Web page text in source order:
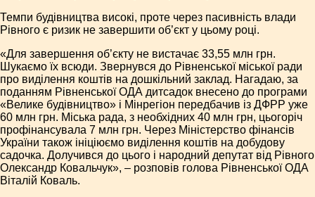
Темпи будівництва високі, проте через пасивність влади
Рівного є ризик не завершити об’єкт у цьому році.
«Для завершення об’єкту не вистачає 33,55 млн грн.
Шукаємо їх всюди. Звернувся до Рівненської міської ради
про виділення коштів на дошкільний заклад. Нагадаю, за
поданням Рівненської ОДА дитсадок внесено до програми
«Велике будівництво» і Мінрегіон передбачив із ДФРР уже
60 млн грн. Міська рада, з необхідних 40 млн грн, цьогоріч
профінансувала 7 млн грн. Через Міністерство фінансів
України також ініціюємо виділення коштів на добудову
садочка. Долучився до цього і народний депутат від Рівного
Олександр Ковальчук», – розповів голова Рівненської ОДА
Віталій Коваль.